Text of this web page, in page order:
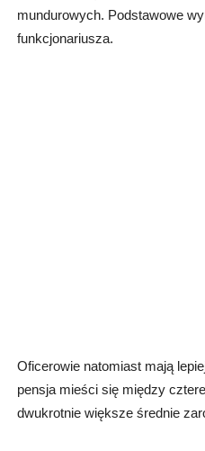
mundurowych. Podstawowe
funkcjonariusza.
Oficerowie natomiast mają
pensja mieści się między
dwukrotnie większe średnie